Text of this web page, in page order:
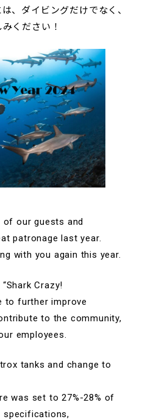
、ダイビングだけでなく、
ください！
of our guests and
patronage last year.
with you again this year.
Crazy!
to further improve
to the community,
employees.
tanks and change to
was set to 27%-28% of
specifications,